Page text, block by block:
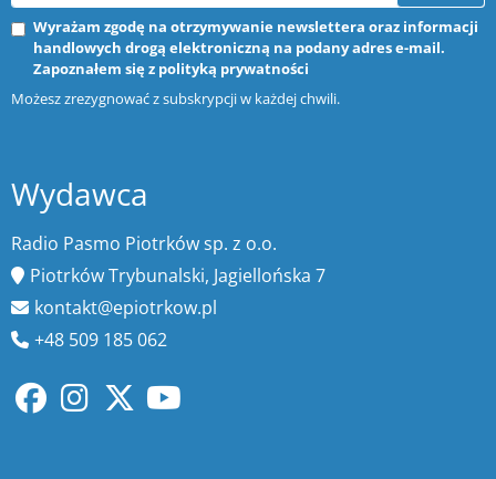
Wyrażam zgodę na otrzymywanie newslettera oraz informacji
handlowych drogą elektroniczną na podany adres e-mail.
Zapoznałem się z polityką prywatności
Możesz zrezygnować z subskrypcji w każdej chwili.
Wydawca
Radio Pasmo Piotrków sp. z o.o.
Piotrków Trybunalski, Jagiellońska 7
kontakt@epiotrkow.pl
+48 509 185 062